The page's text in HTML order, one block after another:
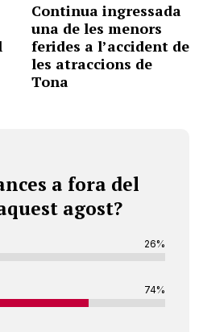
Continua ingressada
una de les menors
ferides a l’accident de
les atraccions de
Tona
a fora del
agost?
26%
74%